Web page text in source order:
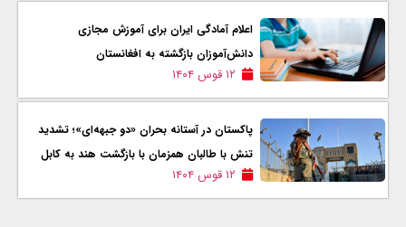
اعلام آمادگی ایران برای آموزش مجازی
دانش‌آموزان بازگشته به افغانستان
۱۲ قوس ۱۴۰۴
پاکستان در آستانه بحران «دو جبهه‌ای»؛ تشدید
تنش با طالبان همزمان با بازگشت هند به کابل
۱۲ قوس ۱۴۰۴